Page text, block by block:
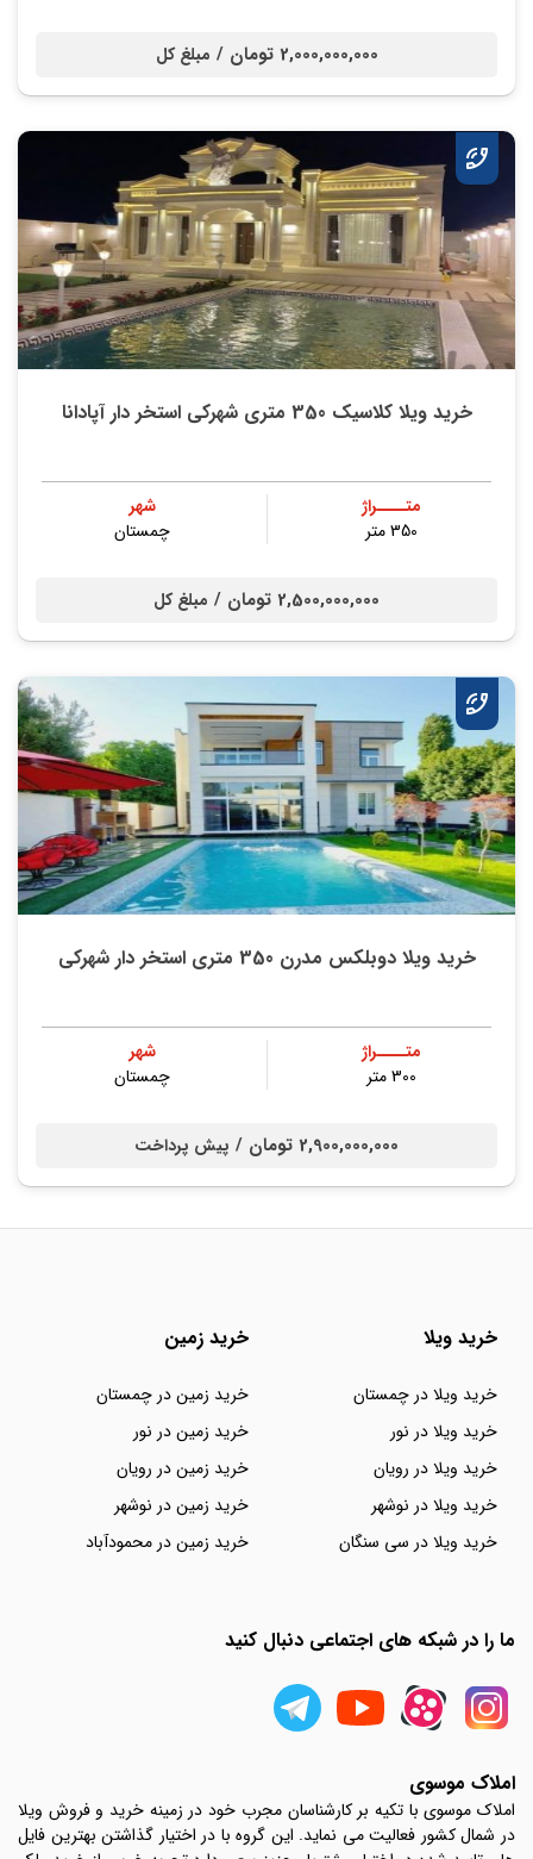
2,000,000,000 تومان / مبلغ کل
خرید ویلا کلاسیک 350 متری شهرکی استخر دار آپادانا
متــــراژ
350 متر
شهر
چمستان
2,500,000,000 تومان / مبلغ کل
خرید ویلا دوبلکس مدرن 350 متری استخر دار شهرکی
متــــراژ
300 متر
شهر
چمستان
2,900,000,000 تومان / پیش پرداخت
خرید ویلا
خرید ویلا در چمستان
خرید ویلا در نور
خرید ویلا در رویان
خرید ویلا در نوشهر
خرید ویلا در سی سنگان
خرید زمین
خرید زمین در چمستان
خرید زمین در نور
خرید زمین در رویان
خرید زمین در نوشهر
خرید زمین در محمودآباد
ما را در شبکه های اجتماعی دنبال کنید
املاک موسوی
املاک موسوی با تکیه بر کارشناسان مجرب خود در زمینه خرید و فروش ویلا
در شمال کشور فعالیت می نماید. این گروه با در اختیار گذاشتن بهترین فایل